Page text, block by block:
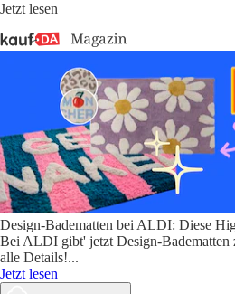
Jetzt lesen
Design-Badematten bei ALDI: Diese
Bei ALDI gibt' jetzt Design-Badematten
alle Details!...
Jetzt lesen